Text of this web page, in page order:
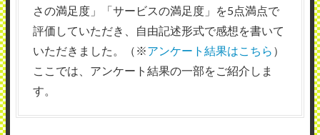
さの満足度」「サービスの満足度」を5点満点で
評価していただき、自由記述形式で感想を書いて
いただきました。（※アンケート結果はこちら ）
ここでは、アンケート結果の一部をご紹介しま
す。